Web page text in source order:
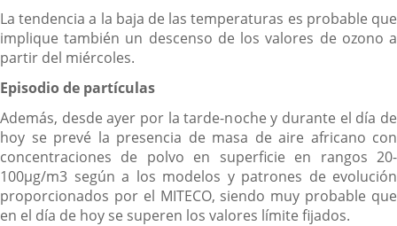
La tendencia a la baja de las temperaturas es probable que
implique también un descenso de los valores de ozono a
partir del miércoles.
Episodio de partículas
Además, desde ayer por la tarde-noche y durante el día de
hoy se prevé la presencia de masa de aire africano con
concentraciones de polvo en superficie en rangos 20-
100µg/m3 según a los modelos y patrones de evolución
proporcionados por el MITECO, siendo muy probable que
en el día de hoy se superen los valores límite fijados.